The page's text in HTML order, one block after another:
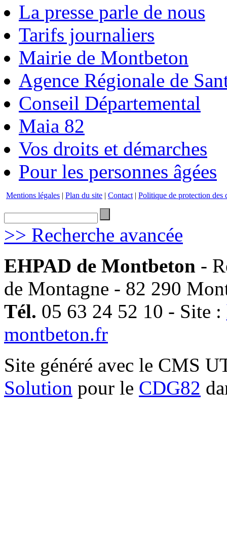
La presse parle de nous
Tarifs journaliers
Mairie de Montbeton
Agence Régionale de
Conseil Départemental
Maia 82
Vos droits et démarches
Pour les personnes âgées
Mentions légales | Plan du site | Contact | Politique de protection des
>> Recherche avancée
EHPAD de Montbeton -
de Montagne - 82 290
Tél. 05 63 24 52 10 - Site :
montbeton.fr
Site généré avec le CMS
Solution pour le CDG82